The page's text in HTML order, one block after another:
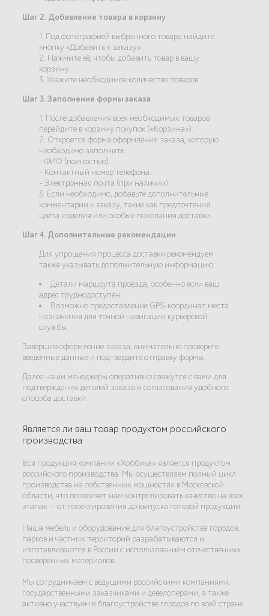
Шаг 2. Добавление товара в корзину
1. Под фотографией выбранного товара найдите
кнопку «Добавить к заказу».
2. Нажмите её, чтобы добавить товар в вашу
корзину.
3. Укажите необходимое количество товаров.
Шаг 3. Заполнение формы заказа
1. После добавления всех необходимых товаров
перейдите в корзину покупок («Корзина»).
2. Откроется форма оформления заказа, которую
необходимо заполнить:
- ФИО (полностью).
- Контактный номер телефона.
- Электронная почта (при наличии).
3. Если необходимо, добавьте дополнительные
комментарии к заказу, такие как предпочтения
цвета изделия или особые пожелания доставки.
Шаг 4. Дополнительные рекомендации
Для упрощения процесса доставки рекомендуем
также указывать дополнительную информацию:
Детали маршрута проезда, особенно если ваш
адрес труднодоступен.
Возможно предоставление GPS-координат места
назначения для точной навигации курьерской
службы.
Завершив оформление заказа, внимательно проверьте
введённые данные и подтвердите отправку формы.
Далее наши менеджеры оперативно свяжутся с вами для
подтверждения деталей заказа и согласования удобного
способа доставки.
Является ли ваш товар продуктом российского
производства
Вся продукция компании «Хоббика» является продуктом
российского производства. Мы осуществляем полный цикл
производства на собственных мощностях в Московской
области, что позволяет нам контролировать качество на всех
этапах — от проектирования до выпуска готовой продукции.
Наша мебель и оборудование для благоустройства городов,
парков и частных территорий разрабатываются и
изготавливаются в России с использованием отечественных
проверенных материалов.
Мы сотрудничаем с ведущими российскими компаниями,
государственными заказчиками и девелоперами, а также
активно участвуем в благоустройстве городов по всей стране.